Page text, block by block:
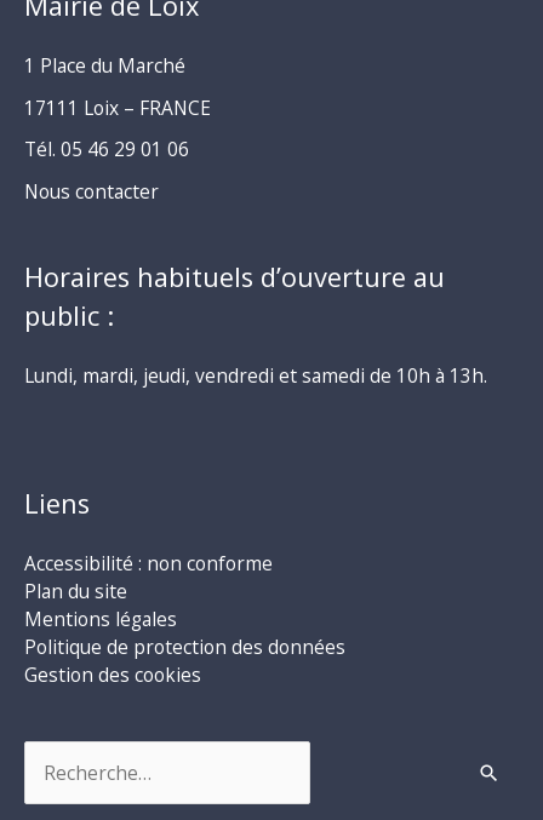
1 Place du Marché
17111 Loix – FRANCE
Tél. 05 46 29 01 06
Nous contacter
Horaires habituels d’ouverture au
public :
Lundi, mardi, jeudi, vendredi et samedi de 10h à 13h.
Liens
Accessibilité : non conforme
Plan du site
Mentions légales
Politique de protection des données
Gestion des cookies